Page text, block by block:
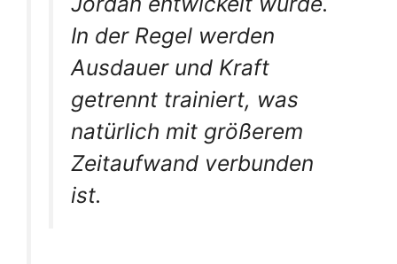
In der Regel werden
Ausdauer und Kraft
getrennt trainiert, was
natürlich mit größerem
Zeitaufwand verbunden
ist.